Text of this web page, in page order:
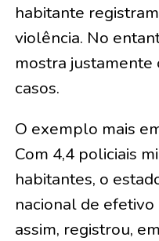
habitante
violência. No
mostra
casos.
O exemplo mais
Com 4,4 policiais
habitantes, o
nacional de
assim, registrou,